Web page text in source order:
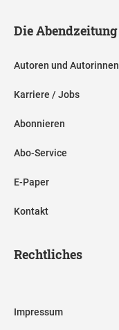
Die Abendzeitung
Autoren und Autorinnen
Karriere / Jobs
Abonnieren
Abo-Service
E-Paper
Kontakt
Rechtliches
Impressum